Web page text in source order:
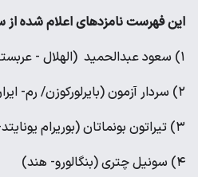
این فهرست نامزدهای اعلام شده
۱) سعود عبدالحمید (الهلال - عربستان سعودی)
۲) سردار آزمون (بایرلورکوزن/ رم- ایران)
۳) تیراتون بونماتان (بوریرام یونایتد- تایلند)
۴) سونیل چتری (بنگالورو- هند)